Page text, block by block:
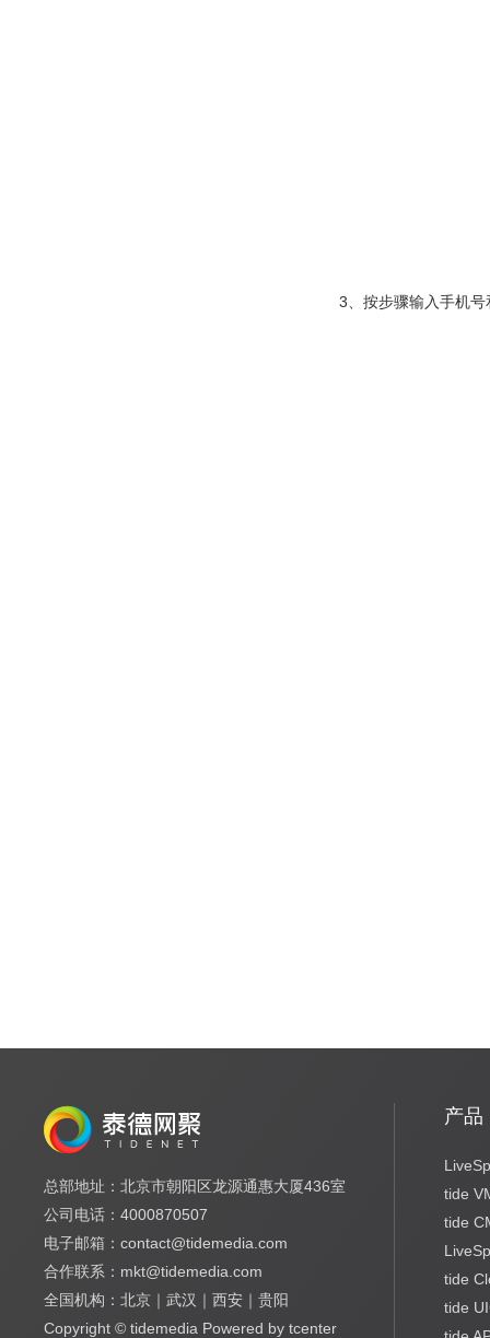
3、按步骤输入手机
总部地址：北京市朝阳区龙源通惠大厦436室
公司电话：4000870507
电子邮箱：contact@tidemedia.com
合作联系：mkt@tidemedia.com
全国机构：北京｜武汉｜西安｜贵阳
Copyright © tidemedia Powered by tcenter
产品
tide
tide
tide
tide